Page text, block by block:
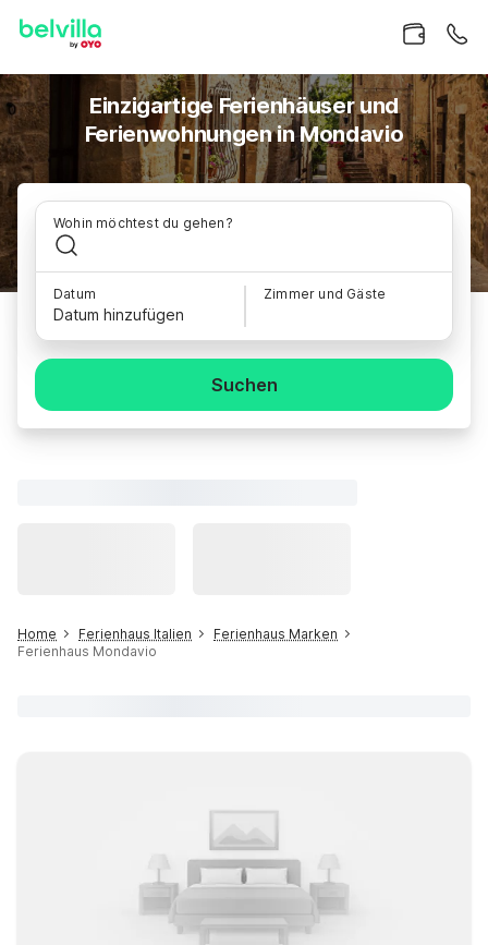
Einzigartige Ferienhäuser und
Ferienwohnungen in Mondavio
Wohin möchtest du gehen?
Datum
Datum hinzufügen
Zimmer und Gäste
Suchen
Home Ferienhaus Italien
Ferienhaus Marken
Ferienhaus Mondavio